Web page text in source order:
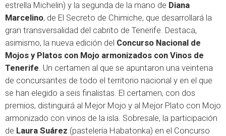
estrella Michelin) y la segunda de la mano de Diana
Marcelino, de El Secreto de Chimiche, que desarrollará la
gran transversalidad del cabrito de Tenerife. Destaca,
asimismo, la nueva edición del Concurso Nacional de
Mojos y Platos con Mojo armonizados con Vinos de
Tenerife. Un certamen al que se apuntaron una veintena
de concursantes de todo el territorio nacional y en el que
se han elegido a seis finalistas. El certamen, con dos
premios, distinguirá al Mejor Mojo y al Mejor Plato con Mojo
armonizado con vinos de la isla. Sobresale, la participación
de Laura Suárez (pastelería Habatonka) en el Concurso